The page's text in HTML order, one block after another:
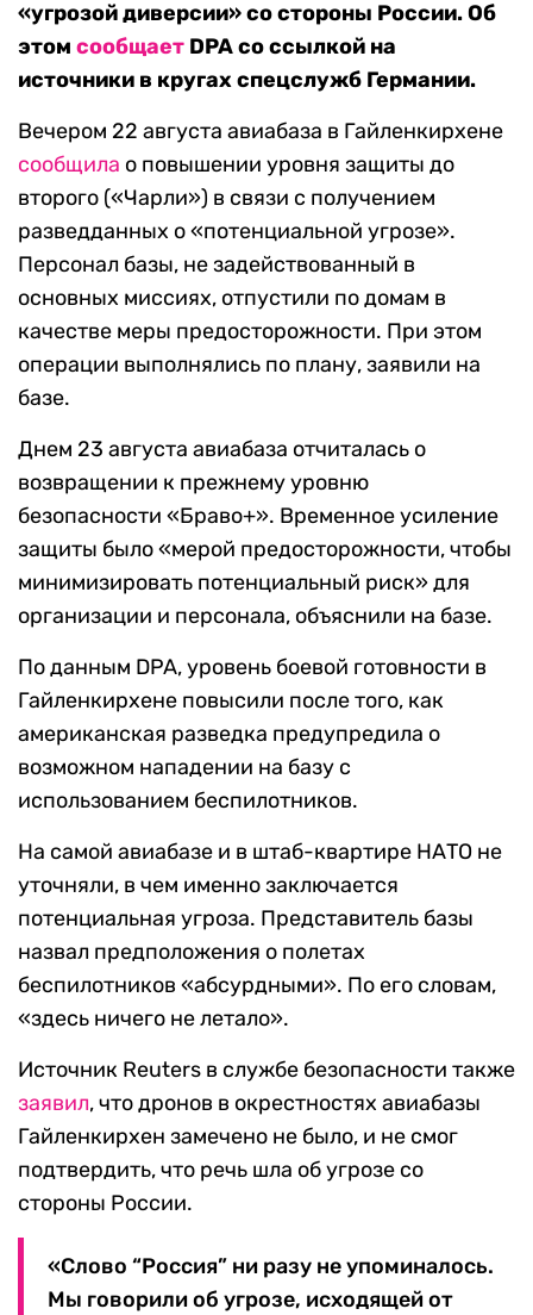
«угрозой диверсии» со стороны России. Об
этом сообщает DPA со ссылкой на
источники в кругах спецслужб Германии.
Вечером 22 августа авиабаза в Гайленкирхене
сообщила о повышении уровня защиты до
второго («Чарли») в связи с получением
разведданных о «потенциальной угрозе».
Персонал базы, не задействованный в
основных миссиях, отпустили по домам в
качестве меры предосторожности. При этом
операции выполнялись по плану, заявили на
базе.
Днем 23 августа авиабаза отчиталась о
возвращении к прежнему уровню
безопасности «Браво+». Временное усиление
защиты было «мерой предосторожности, чтобы
минимизировать потенциальный риск» для
организации и персонала, объяснили на базе.
По данным DPA, уровень боевой готовности в
Гайленкирхене повысили после того, как
американская разведка предупредила о
возможном нападении на базу с
использованием беспилотников.
На самой авиабазе и в штаб-квартире НАТО не
уточняли, в чем именно заключается
потенциальная угроза. Представитель базы
назвал предположения о полетах
беспилотников «абсурдными». По его словам,
«здесь ничего не летало».
Источник Reuters в службе безопасности также
заявил, что дронов в окрестностях авиабазы
Гайленкирхен замечено не было, и не смог
подтвердить, что речь шла об угрозе со
стороны России.
«Слово “Россия” ни разу не упоминалось.
Мы говорили об угрозе, исходящей от